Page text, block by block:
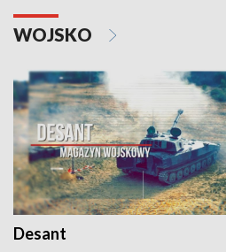
WOJSKO
Desant